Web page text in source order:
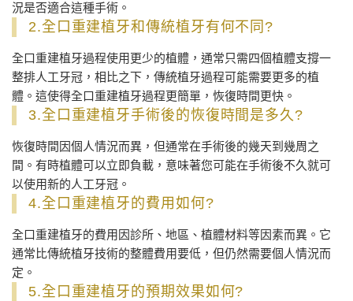
況是否適合這種手術。
2.全口重建植牙和傳統植牙有何不同?
全口重建植牙過程使用更少的植體，通常只需四個植體支撐一
整排人工牙冠，相比之下，傳統植牙過程可能需要更多的植
體。這使得全口重建植牙過程更簡單，恢復時間更快。
3.全口重建植牙手術後的恢復時間是多久?
恢復時間因個人情況而異，但通常在手術後的幾天到幾周之
間。有時植體可以立即負載，意味著您可能在手術後不久就可
以使用新的人工牙冠。
4.全口重建植牙的費用如何?
全口重建植牙的費用因診所、地區、植體材料等因素而異。它
通常比傳統植牙技術的整體費用要低，但仍然需要個人情況而
定。
5.全口重建植牙的預期效果如何?